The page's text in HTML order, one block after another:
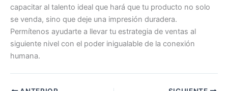
capacitar al talento ideal que hará que tu producto no solo
se venda, sino que deje una impresión duradera.
Permítenos ayudarte a llevar tu estrategia de ventas al
siguiente nivel con el poder inigualable de la conexión
humana.